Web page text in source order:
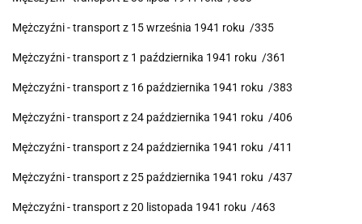
Mężczyźni - transport z 15 września 1941 roku /335
Mężczyźni - transport z 1 października 1941 roku /361
Mężczyźni - transport z 16 października 1941 roku /383
Mężczyźni - transport z 24 października 1941 roku /406
Mężczyźni - transport z 24 października 1941 roku /411
Mężczyźni - transport z 25 października 1941 roku /437
Mężczyźni - transport z 20 listopada 1941 roku /463